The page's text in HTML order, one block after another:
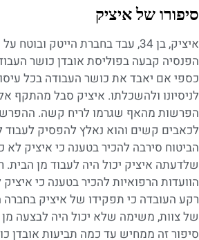
סיפורו של איציק
איציק, בן 34, עבד בחברת הייטק
הפנסיה קבעה בפוליסת אובדן כושר
כספי אם יאבד את כושר העבודה בכל
לניסיונו ולהשכלתו. איציק סבל מהתקף
הפרשות מהאף שגרמו לריח קשה.
הביטוח סירבה להכיר בטענה כי איציק לא
שלדעתה איציק יכול היה לעבוד מן הבית.
הוועדות הרפואיות להכיר בטענה כי
רקע העובדה כי תפקידו של איציק
של צוות, משימה שלא יכול היה לבצעה
סיפור זה ממחיש עד כמה תביעות אובדן